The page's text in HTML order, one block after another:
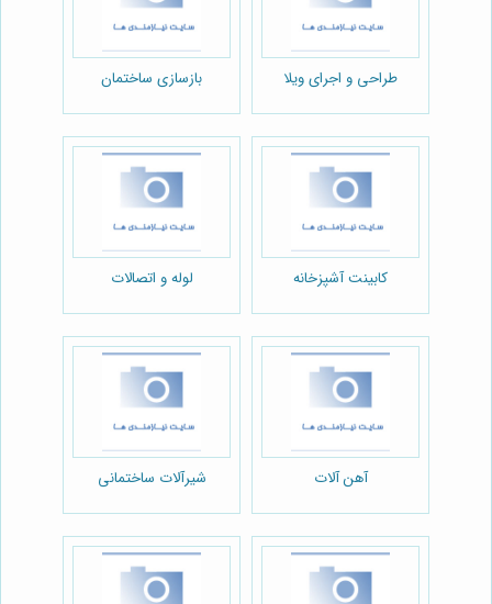
طراحی و اجرای ویلا بازسازی ساختمان
کابینت آشپزخانه لوله و اتصالات
آهن آلات شیرآلات ساختمانی